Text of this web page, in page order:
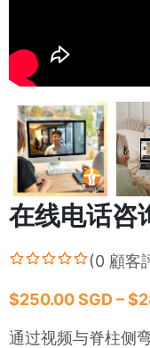
在线电话咨
(0 顧客
$250.00 SGD –
通过视频与脊柱侧